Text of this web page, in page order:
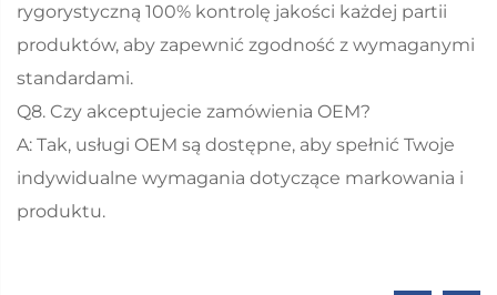
rygorystyczną 100% kontrolę jakości każdej partii
produktów, aby zapewnić zgodność z wymaganymi
standardami.
Q8. Czy akceptujecie zamówienia OEM?
A: Tak, usługi OEM są dostępne, aby spełnić Twoje
indywidualne wymagania dotyczące markowania i
produktu.